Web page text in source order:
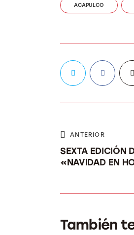
ACAPULCO
ANTERIOR
SEXTA EDICIÓN
«NAVIDAD EN
También